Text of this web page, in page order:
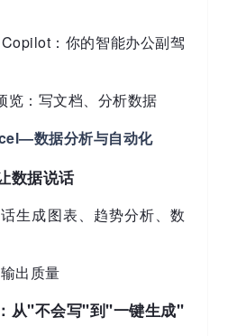
：你的智能办公副驾
：写文档、分析数据
数据分析与自动化
数据说话
成图表、趋势分析、数
出质量
从"不会写"到"一键生成"